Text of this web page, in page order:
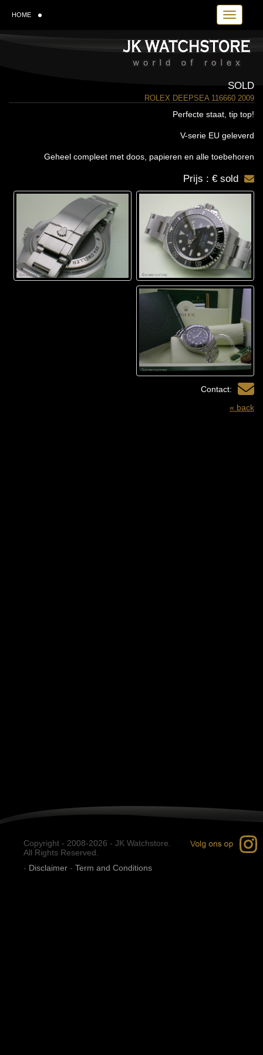
Toggle
HOME
SOLD
ROLEX DEEPSEA 116660 2009
Perfecte staat, tip top!
V-serie EU geleverd
Geheel compleet met doos, papieren en alle toebehoren
Prijs : € sold
Contact:
« back
Copyright - 2008-2026 - JK Watchstore.
All Rights Reserved.
- Disclaimer - Term and Conditions